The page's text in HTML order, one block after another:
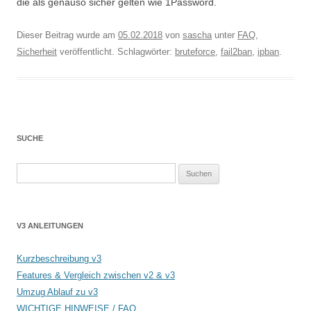
Dieser Beitrag wurde am 05.02.2018 von sascha unter FAQ,
Sicherheit veröffentlicht. Schlagwörter: bruteforce, fail2ban, ipban.
SUCHE
V3 ANLEITUNGEN
Kurzbeschreibung v3
Features & Vergleich zwischen v2 & v3
Umzug Ablauf zu v3
WICHTIGE HINWEISE / FAQ